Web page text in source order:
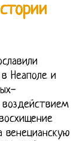
Неаполе и
венецианскую